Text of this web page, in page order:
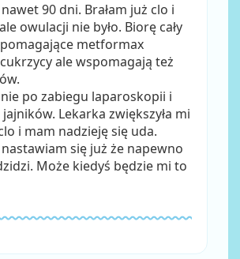
90 dni. Brałam już clo i
owulacji nie było. Biorę cały
metformax
ale wspomagają też
po zabiegu laparoskopii i
Lekarka zwiększyła mi
i mam nadzieję się uda.
się już że napewno
Może kiedyś będzie mi to